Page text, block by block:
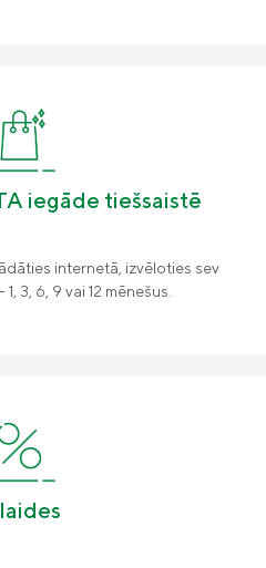
iegāde tiešsaistē
internetā, izvēloties sev
3, 6, 9 vai 12 mēnešus.